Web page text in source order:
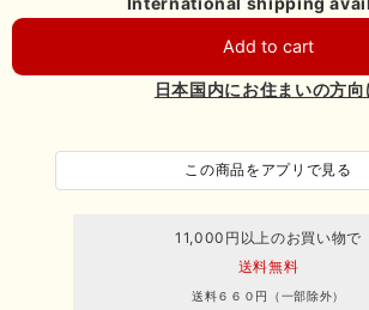
Add to cart
日本国内にお住まいの方向
この商品をアプリで見る
11,000円以上のお買い物で
送料無料
送料６６０円（一部除外）